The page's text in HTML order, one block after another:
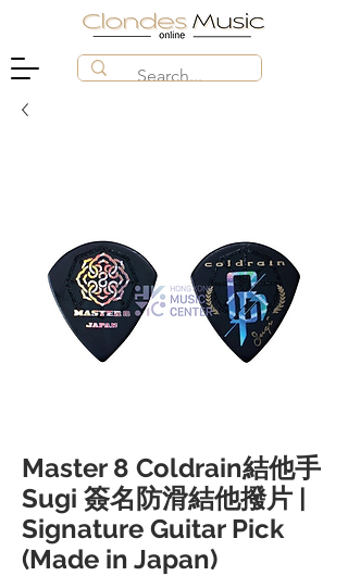
Master 8 Coldrain結他手
Sugi 簽名防滑結他撥片 |
Signature Guitar Pick
(Made in Japan)